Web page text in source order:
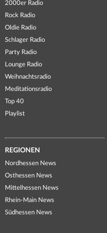
2000er Radio
Rock Radio
Oldie Radio
Schlager Radio
Party Radio
Lounge Radio
Weihnachtsradio
Meditationsradio
Top 40
Playlist
REGIONEN
Nordhessen News
Osthessen News
Mittelhessen News
Rhein-Main News
Südhessen News